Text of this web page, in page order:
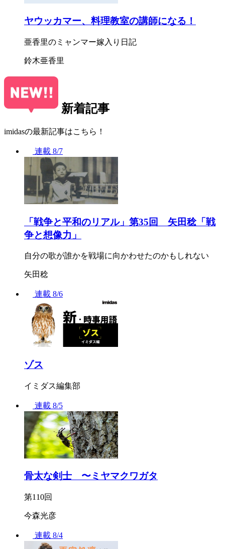
ヤウッカマー、料理教室の講師になる！
亜香里のミャンマー嫁入り日記
鈴木亜香里
新着記事
imidasの最新記事はこちら！
連載 8/7
「戦争と平和のリアル」第35回 矢田稔「戦
争と想像力」
自分の歌が誰かを戦場に向かわせたのかもしれない
矢田稔
連載 8/6
ゾス
イミダス編集部
連載 8/5
骨太な剣士 〜ミヤマクワガタ
第110回
今森光彦
連載 8/4